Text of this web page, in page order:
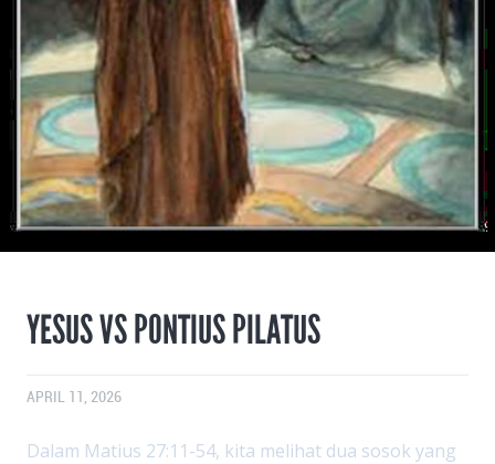
YESUS VS PONTIUS PILATUS
APRIL 11, 2026
Dalam Matius 27:11-54, kita melihat dua sosok yang